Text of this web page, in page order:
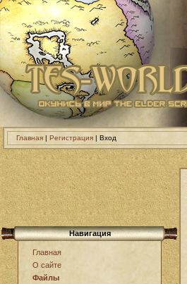
Главная | Регистрация | Вход
Навигация
Главная
О сайте
Файлы